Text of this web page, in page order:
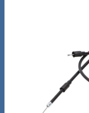
Mopoauton osat
Mönkijän osat